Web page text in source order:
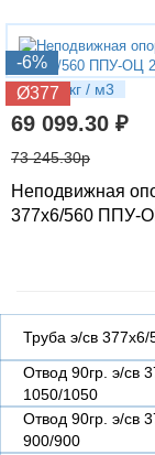
-6%
Ø377
239.16 кг / м3
69 099.30 ₽
73 245.30р
Неподвижная
377х6/560 ППУ-
Труба э/св
Отвод 90гр. э/св
1050/1050
Отвод 90гр. э/св
900/900